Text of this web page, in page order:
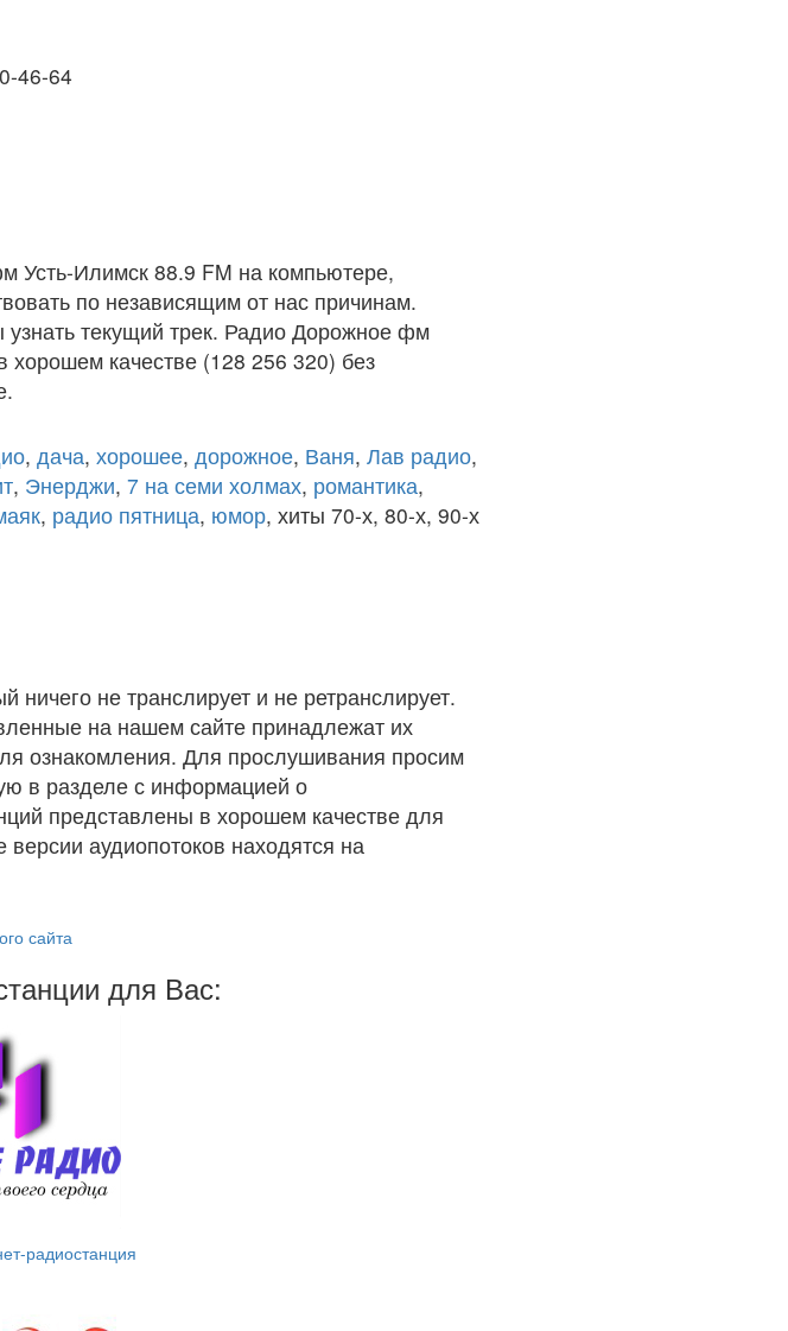
46-64
Усть-Илимск 88.9 FM на компьютере,
по независящим от нас причинам.
узнать текущий трек. Радио Дорожное фм
качестве (128 256 320) без
, дача, хорошее, дорожное, Ваня, Лав радио,
, Энерджи, 7 на семи холмах, романтика,
, радио пятница, юмор, хиты 70-х, 80-х, 90-х
не транслирует и не ретранслирует.
на нашем сайте принадлежат их
ознакомления. Для прослушивания просим
в разделе с информацией о
представлены в хорошем качестве для
аудиопотоков находятся на
сайта
для Вас:
радиостанция